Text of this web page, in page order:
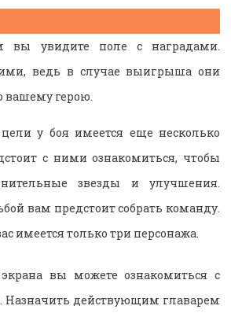
вы увидите поле с наградами.
ведь в случае выигрыша они
вашему герою.
у боя имеется еще несколько
с ними ознакомиться, чтобы
звезды и улучшения.
вам предстоит собрать команду.
имеется только три персонажа.
вы можете ознакомиться с
Назначить действующим главарем